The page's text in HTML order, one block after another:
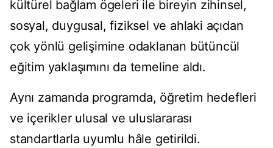
kültürel bağlam ögeleri ile bireyin zihinsel,
sosyal, duygusal, fiziksel ve ahlaki açıdan
çok yönlü gelişimine odaklanan bütüncül
eğitim yaklaşımını da temeline aldı.
Aynı zamanda programda, öğretim hedefleri
ve içerikler ulusal ve uluslararası
standartlarla uyumlu hâle getirildi.